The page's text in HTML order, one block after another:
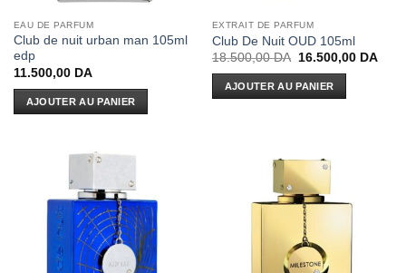
EAU DE PARFUM
Club de nuit urban man 105ml
edp
11.500,00 DA
AJOUTER AU PANIER
EXTRAIT DE PARFUM
Club De Nuit OUD 105ml
18.500,00DA
Le
initial
était :
16.500,00 DALe
AJOUTER AU PANIER